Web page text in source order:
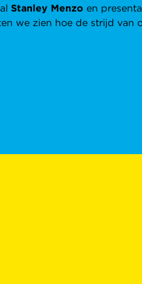
Stanley Menzo en
we zien hoe de strijd van